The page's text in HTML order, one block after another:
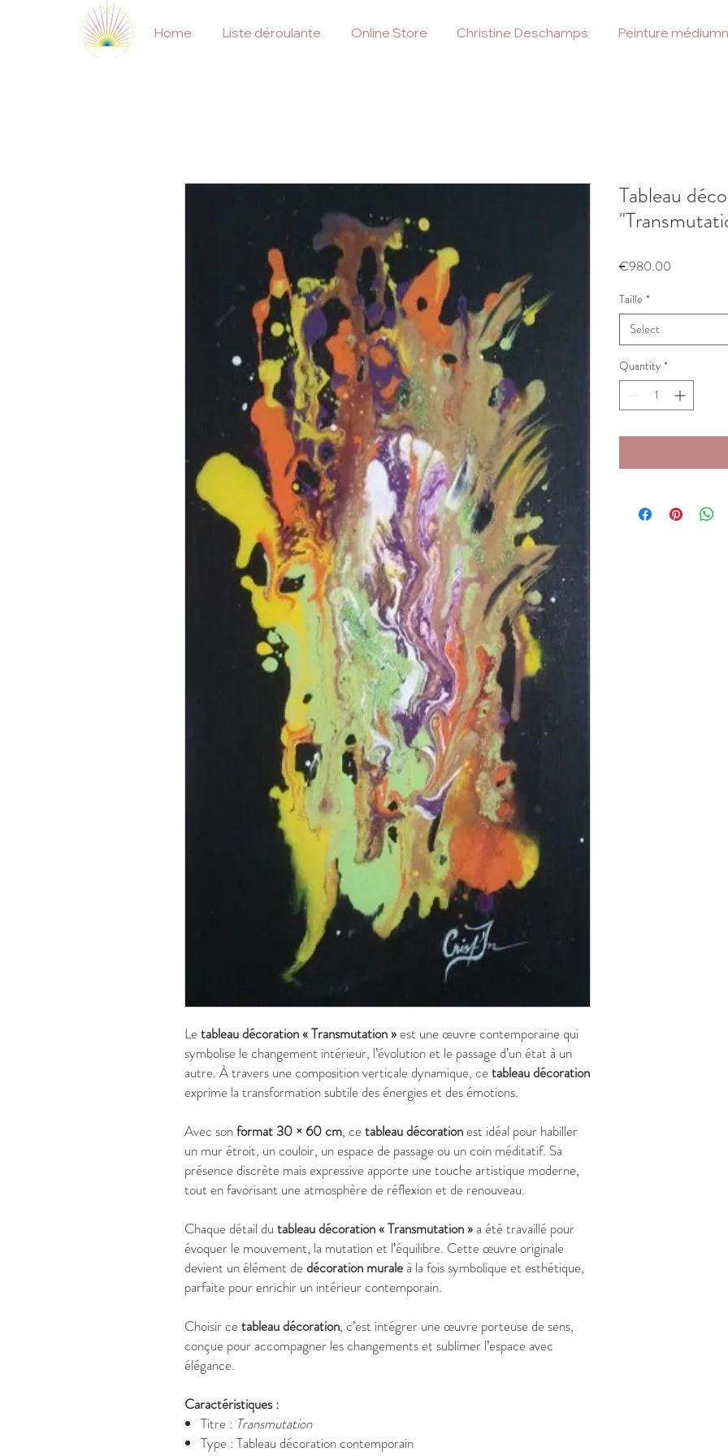
Home Liste déroulante Online Store Christine Deschamps Peinture
Letableau décoration « Transmutation »est une œuvre contemporaine qui
symbolise le changement intérieur, l’évolution et le passage d’un état à un
autre. À travers une composition verticale dynamique, cetableau décoration
exprime la transformation subtile des énergies et des émotions.
Avec sonformat 30 × 60 cm, cetableau décorationest idéal pour habiller
un mur étroit, un couloir, un espace de passage ou un coin méditatif. Sa
présence discrète mais expressive apporte une touche artistique moderne,
tout en favorisant une atmosphère de réflexion et de renouveau.
Chaque détail du tableau décoration « Transmutation »a été travaillé pour
évoquer le mouvement, la mutation et l’équilibre. Cette œuvre originale
devient un élément dedécoration muraleà la fois symbolique et esthétique,
parfaite pour enrichir un intérieur contemporain.
Choisir cetableau décoration, c’est intégrer une œuvre porteuse de sens,
conçue pour accompagner les changements et sublimer l’espace avec
élégance.
Caractéristiques :
Titre : Transmutation
Type : Tableau décoration contemporain
Tableau
€980.00
Taille *
Select
Quantity *